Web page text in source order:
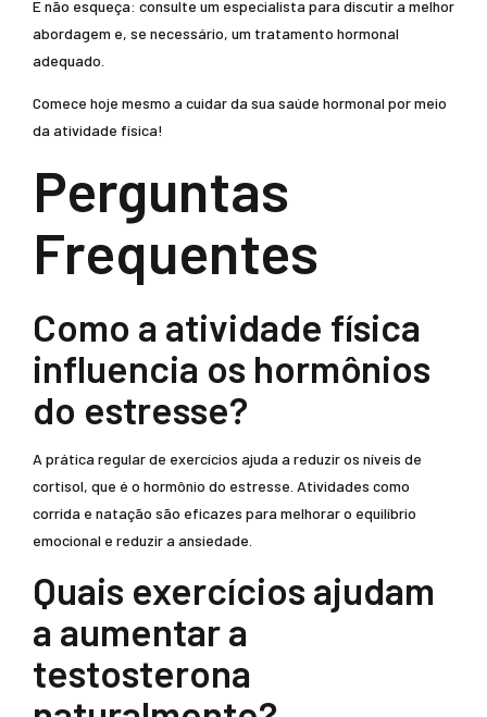
E não esqueça: consulte um especialista para discutir a melhor
abordagem e, se necessário, um tratamento hormonal
adequado.
Comece hoje mesmo a cuidar da sua saúde hormonal por meio
da atividade física!
Perguntas
Frequentes
Como a atividade física
influencia os hormônios
do estresse?
A prática regular de exercícios ajuda a reduzir os níveis de
cortisol, que é o hormônio do estresse. Atividades como
corrida e natação são eficazes para melhorar o equilíbrio
emocional e reduzir a ansiedade.
Quais exercícios ajudam
a aumentar a
testosterona